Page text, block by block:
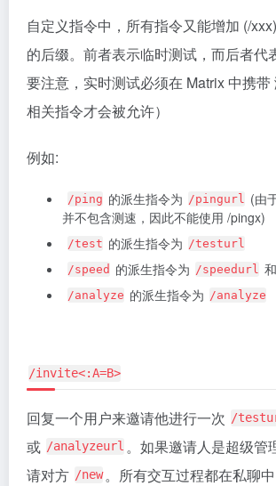
自定义指令中，所有指令又能增加 (/
的后缀。前者表示临时测试，而后者代
要注意，实时测试必须在 Matrix 中携
相关指令才会被允许）
例如:
/ping 的派生指令为 /pingurl
(由
并不包含测速，因此不能使用 /pingx)
/test 的派生指令为 /testurl
/speed 的派生指令为 /speedurl 和
/analyze 的派生指令为 /analyze
/invite<:A=B>
回复一个用户来邀请他进行一次 /
或 /analyzeurl 。如果邀请人是超级管
请对方 /new 。所有交互过程都在私聊